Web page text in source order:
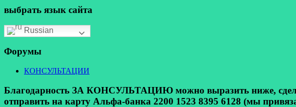
выбрать язык сайта
Russian
Форумы
КОНСУЛЬТАЦИИ
Благодарность ЗА КОНСУЛЬТАЦИЮ можно выразить ниже,
отправить на карту Альфа-банка 2200 1523 8395 6128 (мы